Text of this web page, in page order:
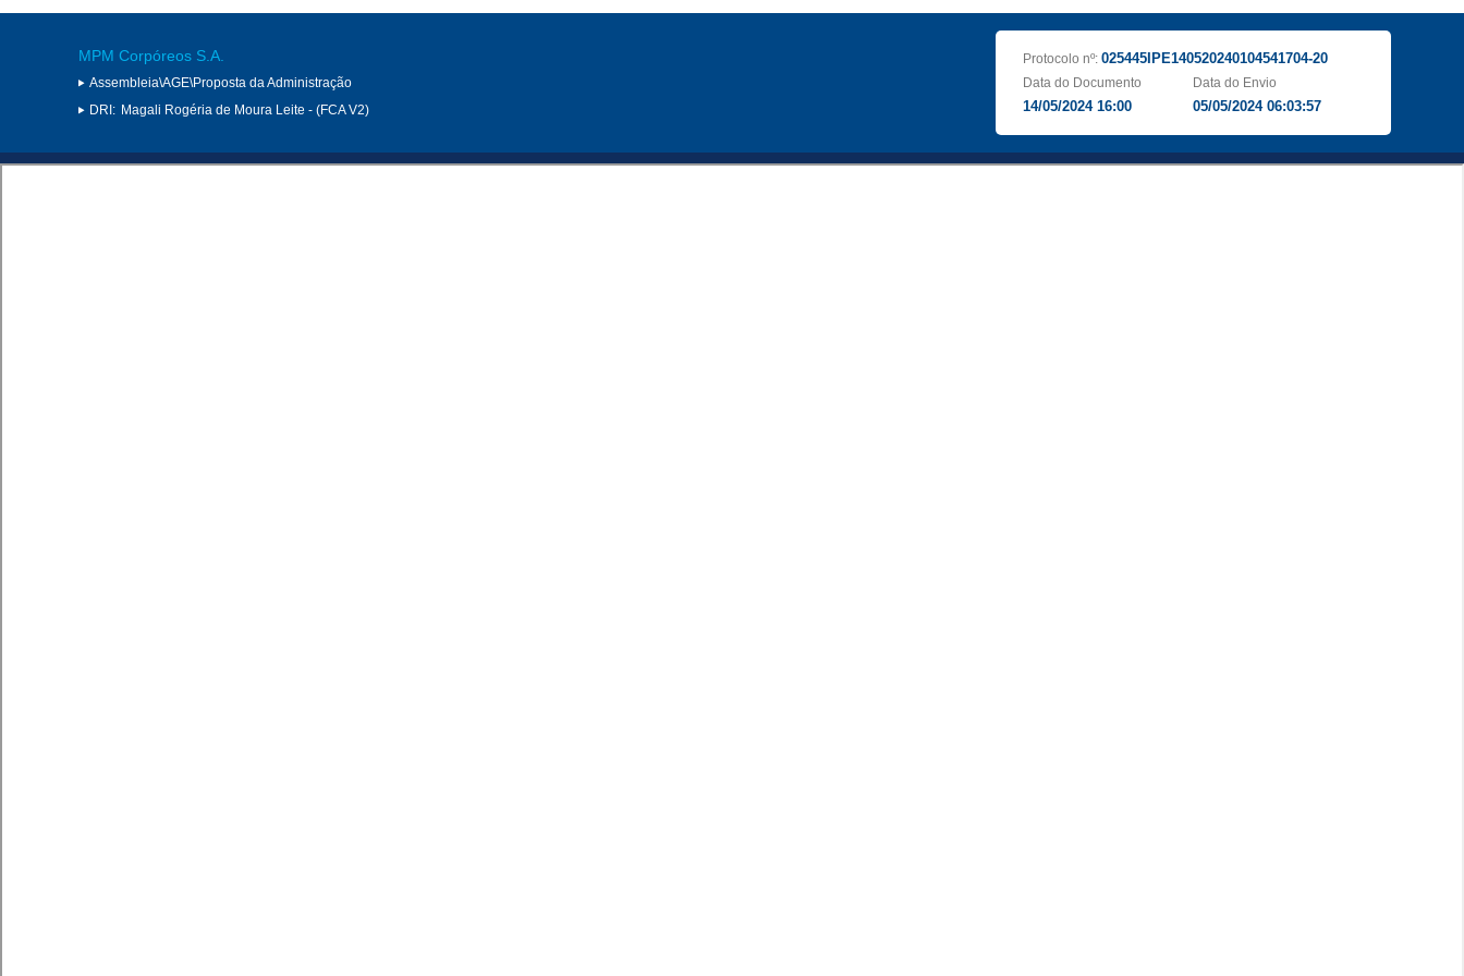
MPM Corpóreos S.A.
Assembleia\AGE\Proposta da Administração
DRI: Magali Rogéria de Moura Leite - (FCA V2)
Protocolo nº: 025445IPE140520240104541704-20
Data do Documento
14/05/2024 16:00
Data do Envio
05/05/2024 06:03:57